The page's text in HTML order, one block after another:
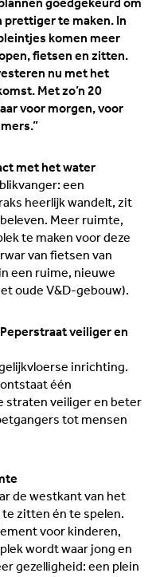
goedgekeurd om
prettiger te maken. In
komen meer
fietsen en zitten.
nu met het
Met zo’n 20
voor morgen, voor
met het water
een
heerlijk wandelt, zit
Meer ruimte,
te maken voor deze
van fietsen van
een ruime, nieuwe
oude V&D-gebouw).
veiliger en
inrichting.
één
straten veiliger en beter
tot mensen
de westkant van het
zitten én te spelen.
voor kinderen,
wordt waar jong en
gezelligheid: een plein